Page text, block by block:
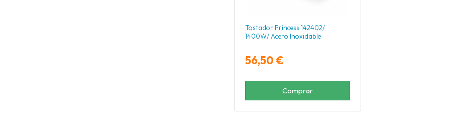
Tostador Princess 142402/
1400W/ Acero Inoxidable
56,50 €
Comprar